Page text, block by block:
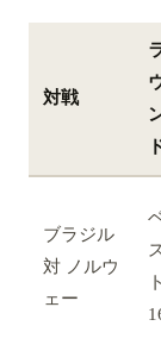
対戦
ブラジル
対 ノルウ
ェー
ト